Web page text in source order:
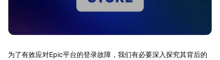
为了有效应对Epic平台的登录故障，我们有必要深入探究其背后的